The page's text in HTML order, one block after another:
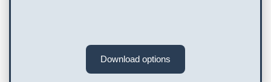
Download options